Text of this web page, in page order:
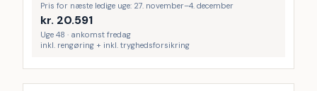
Pris for næste ledige uge: 27. november–4. december
kr. 20.591
Uge 48 · ankomst fredag
inkl. rengøring + inkl. tryghedsforsikring
Inkl. rengøring